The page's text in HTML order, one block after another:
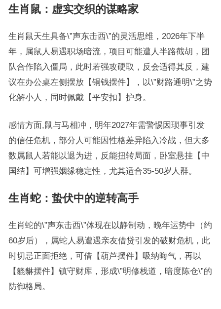
生肖鼠：虚实交织的谋略家
生肖鼠天生具备\”声东击西\”的灵活思维，2026年下半
年，属鼠人易遇职场暗流，项目可能遭人半路截胡，团
队合作陷入僵局，此时若强攻硬取，反会适得其反，建
议在办公桌左侧摆放【铜钱摆件】，以\”财路通明\”之势
化解小人，同时佩戴【平安扣】护身。
感情方面,鼠与马相冲，明年2027年需警惕因琐事引发
的信任危机，部分人可能因性格差异陷入冷战，但大多
数属鼠人若能以退为进，反能扭转局面，卧室悬挂【中
国结】可增强姻缘稳定性，尤其适合35-50岁人群。
生肖蛇：蛰伏中的逆转高手
生肖蛇的\”声东击西\”体现在以静制动，晚年运势中（约
60岁后），属蛇人易遭遇亲友借贷引发的破财危机，此
时切忌正面拒绝，可借【葫芦摆件】吸纳晦气，再以
【貔貅摆件】镇守财库，形成\”明修栈道，暗度陈仓\”的
防御格局。